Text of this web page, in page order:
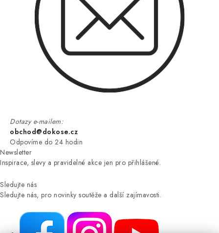
Dotazy e-mailem:
obchod@dokose.cz
Odpovíme do 24 hodin
Newsletter
Inspirace, slevy a pravidelné akce jen pro přihlášené.
Sledujte nás
Sledujte nás, pro novinky soutěže a další zajímavosti.